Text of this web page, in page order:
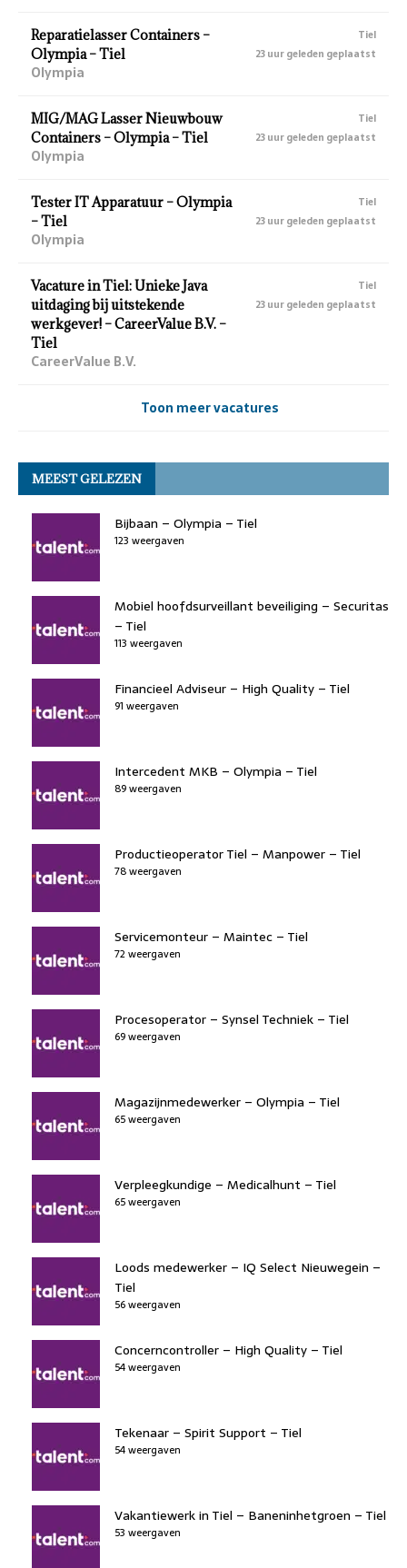
Reparatielasser Containers –
Olympia – Tiel
Olympia
Tiel
23 uur geleden geplaatst
MIG/MAG Lasser Nieuwbouw
Containers – Olympia – Tiel
Olympia
Tiel
23 uur geleden geplaatst
Tester IT Apparatuur – Olympia
– Tiel
Olympia
Tiel
23 uur geleden geplaatst
Vacature in Tiel: Unieke Java
uitdaging bij uitstekende
werkgever! – CareerValue B.V. –
Tiel
CareerValue B.V.
Tiel
23 uur geleden geplaatst
Toon meer vacatures
MEEST GELEZEN
Bijbaan – Olympia – Tiel
123 weergaven
Mobiel hoofdsurveillant beveiliging – Securitas
– Tiel
113 weergaven
Financieel Adviseur – High Quality – Tiel
91 weergaven
Intercedent MKB – Olympia – Tiel
89 weergaven
Productieoperator Tiel – Manpower – Tiel
78 weergaven
Servicemonteur – Maintec – Tiel
72 weergaven
Procesoperator – Synsel Techniek – Tiel
69 weergaven
Magazijnmedewerker – Olympia – Tiel
65 weergaven
Verpleegkundige – Medicalhunt – Tiel
65 weergaven
Loods medewerker – IQ Select Nieuwegein –
Tiel
56 weergaven
Concerncontroller – High Quality – Tiel
54 weergaven
Tekenaar – Spirit Support – Tiel
54 weergaven
Vakantiewerk in Tiel – Baneninhetgroen – Tiel
53 weergaven